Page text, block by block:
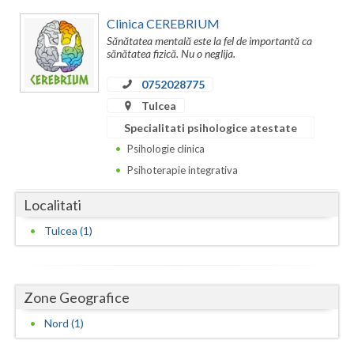
Bucuresti
Buzau
Calarasi
Covasna
Dambovita
Galati
Giurgiu
Clinica CEREBRIUM
Sănătatea mentală este la fel de importantă ca
sănătatea fizică. Nu o neglija.
0752028775
Tulcea
Specialitati psihologice atestate
Psihologie clinica
Psihoterapie integrativa
Localitati
Tulcea (1)
Zone Geografice
Nord (1)